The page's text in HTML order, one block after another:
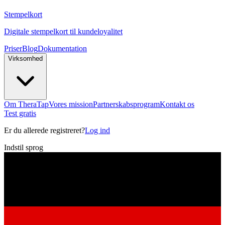
Stempelkort
Digitale stempelkort til kundeloyalitet
PriserBlogDokumentation
Virksomhed
Om TheraTapVores missionPartnerskabsprogramKontakt os
Test gratis
Er du allerede registreret?Log ind
Indstil sprog